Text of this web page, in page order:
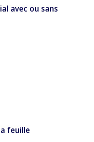
avec ou sans
feuille